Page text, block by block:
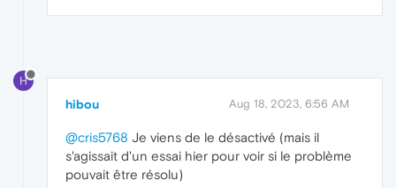
H
hibou Aug 18, 2023, 6:56 AM
@cris5768 Je viens de le désactivé (mais il
s'agissait d'un essai hier pour voir si le problème
pouvait être résolu)